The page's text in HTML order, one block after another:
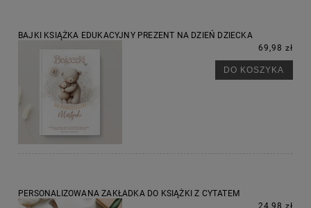
BAJKI KSIĄŻKA EDUKACYJNY PREZENT NA DZIEŃ DZIECKA
69,98 zł
DO KOSZYKA
PERSONALIZOWANA ZAKŁADKA DO KSIĄŻKI Z CYTATEM
24,98 zł